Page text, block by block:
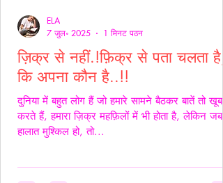
ज़िक्र से नहीं.!फ़िक्र से पता चलता है,
कि अपना कौन है..!!
दुनिया में बहुत लोग हैं जो हमारे सामने बैठकर बातें तो खूब
करते हैं, हमारा ज़िक्र महफ़िलों में भी होता है, लेकिन जब
हालात मुश्किल हो, तो...
ELA
7 जुल॰ 2025
1 मिनट पठन